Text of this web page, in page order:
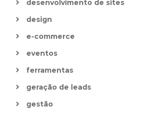
desenvolvimento de sites
design
e-commerce
eventos
ferramentas
geração de leads
gestão